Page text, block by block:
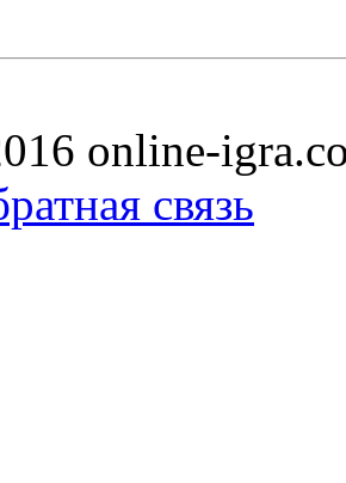
online-
связь